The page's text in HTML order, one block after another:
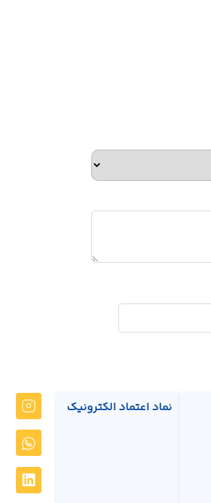
نماد اعتماد الکترونیک